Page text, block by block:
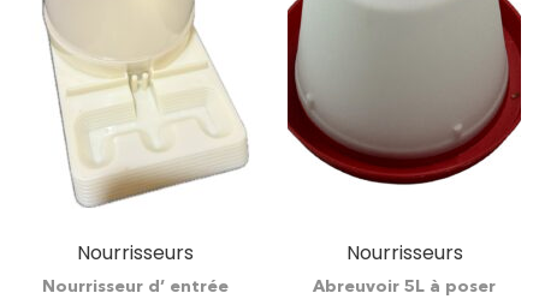
Nourrisseurs
Nourrisseur d’ entrée
Nourrisseurs
Abreuvoir 5L à poser